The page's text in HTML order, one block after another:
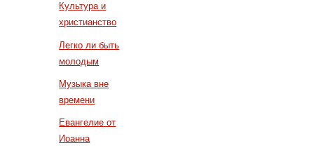
Культура и
христианство
Легко ли быть
молодым
Музыка вне
времени
Евангелие от
Иоанна